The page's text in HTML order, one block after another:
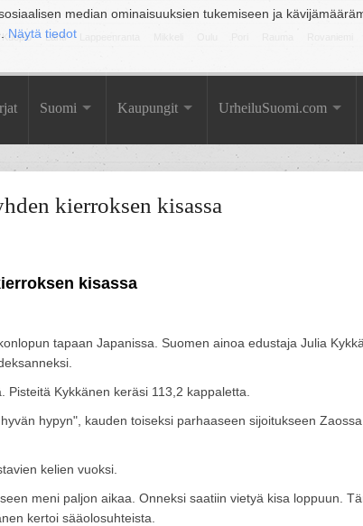
median ominaisuuksien tukemiseen ja
Näytä tiedot
Kuopio Lahti
Suomi Kaupungit UrheiluSuomi.com
kierroksen kisassa
kisassa
tapaan Japanissa. Suomen ainoa edustaja Julia
Kykkänen keräsi 113,2 kappaletta.
hypyn", kauden toiseksi parhaaseen sijoitukseen
kelien vuoksi.
meni paljon aikaa. Onneksi saatiin vietyä kisa loppuun.
kertoi sääolosuhteista.